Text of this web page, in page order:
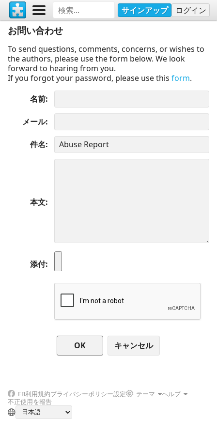
サインアップ ログイン
お問い合わせ
To send questions, comments, concerns, or wishes to
the authors, please use the form below. We look
forward to hearing from you.
If you forgot your password, please use this form.
名前
メール
件名
本文
添付
キャンセル
FB利用規約プライバシーポリシー設定 テーマ
ヘルプ
不正使用を報告